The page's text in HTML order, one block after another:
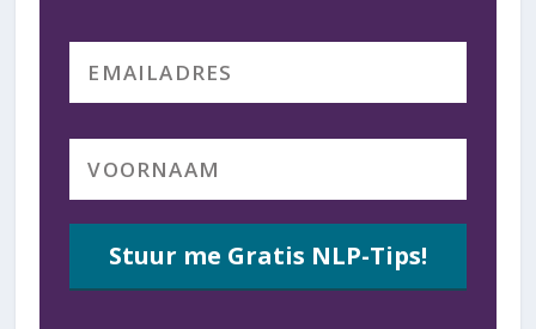
Stuur me Gratis NLP-Tips!